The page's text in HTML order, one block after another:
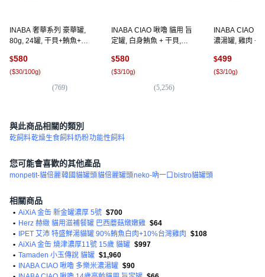
INABA 奢華系列 豪華罐,
80g, 24罐, 干貝+鮪魚+雞
$580
($30/100g)
(769)
INABA CIAO 啾嚕 貓用 旨
定罐, 白身鮪魚 + 干貝,
$580
($3/10g)
(5,256)
INABA CIAO 啾
濃湯罐, 雞肉 +
$499
($3/10g)
與此商品相關的類別
乾飼料乾燥生食飼料奶粉功能性飼料
您可能會喜歡的其他產品
monpetit-貓倍麗韓國貓罐頭貓倍麗罐頭neko-吶一口 bistro貓罐頭
相關商品
• AiXiA 金缶 新金罐濃厚 5號 $700
• Herz 赫緻 貓用滋補餐罐 巴西蘑菇燉嫩雞 $64
•
IPET 艾沛 特盛鮮湯貓罐 90%鮪魚白肉+10%台灣雞肉
$108
• AiXiA 金缶 燒津濃厚11號 15歲 貓罐 $997
• Tamaden 小玉傳說 貓罐 $1,960
•
INABA CIAO 啾嚕 多樂米濃湯罐 $90